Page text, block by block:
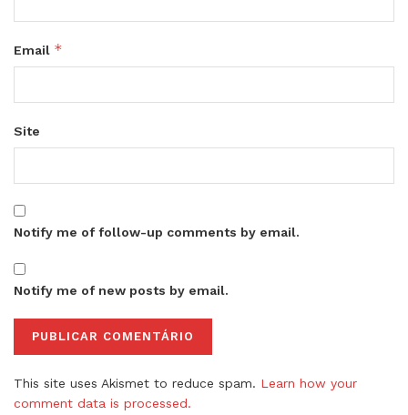
Email *
Site
Notify me of follow-up comments by email.
Notify me of new posts by email.
This site uses Akismet to reduce spam. Learn how your
comment data is processed.